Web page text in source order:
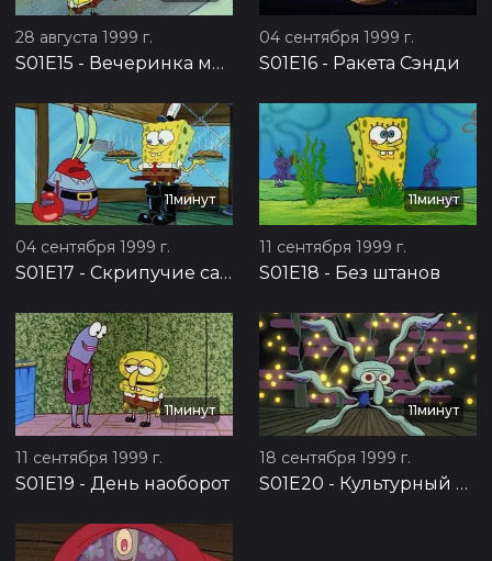
28 августа 1999 г.
S01E15 - Вечеринка медуз
04 сентября 1999 г.
S01E16 - Ракета Сэнди
11минут
04 сентября 1999 г.
S01E17 - Скрипучие сапоги
11минут
11 сентября 1999 г.
S01E18 - Без штанов
11минут
11 сентября 1999 г.
S01E19 - День наоборот
11минут
18 сентября 1999 г.
S01E20 - Культурный шок